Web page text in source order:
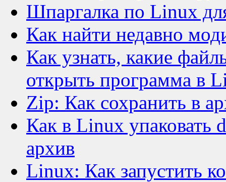
Шпаргалка по Linux
Как найти недавно
Как узнать, какие
открыть программа в
Zip: Как сохранить в
Как в Linux упаковать
архив
Linux: Как запустить